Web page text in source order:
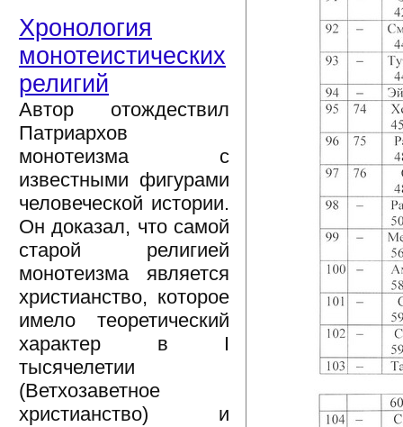
Хронология
монотеистических
религий
Автор отождествил
Патриархов
монотеизма с
известными фигурами
человеческой истории.
Он доказал, что самой
старой религией
монотеизма является
христианство, которое
имело теоретический
характер в I
тысячелетии
(Ветхозаветное
христианство) и